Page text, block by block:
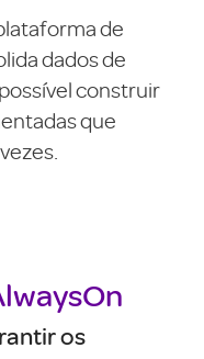
de
dados de
construir
que
os